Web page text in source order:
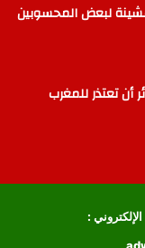
لبعض المحسوبين
أن تعتذر للمغرب
: